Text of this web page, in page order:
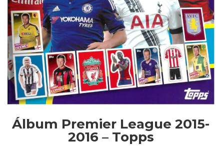
Álbum Premier League 2015-
2016 – Topps